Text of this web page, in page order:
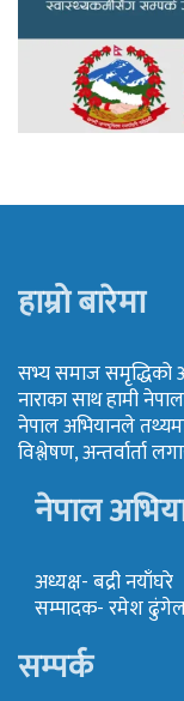
हाम्रो बारेमा
सभ्य समाज समृद्धिको
नाराका साथ हामी
नेपाल अभियानले
विश्लेषण, अन्तर्वार्ता
नेपाल
अध्यक्ष- बद्री नयाँघरे
सम्पादक- रमेश
सम्पर्क